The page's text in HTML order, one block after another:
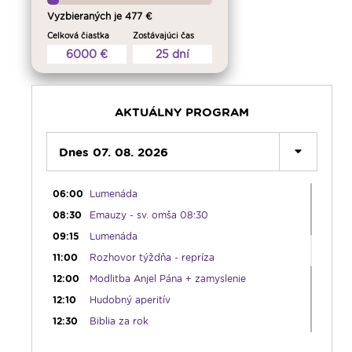
Vyzbieraných je 477 €
Celková čiastka
6000 €
Zostávajúci čas
25 dní
AKTUÁLNY PROGRAM
Dnes 07. 08. 2026
02:30
Slovo povzbudenia - repríza
03:30
Sonda do života cirkvi; Spoločenský
komentár - reprízy
04:00 Bolestný ruženec
04:25
Čítanie na pokračovanie - repríza
Deň s modlitbou
05:15
Rádio Vatikán - SK (repríza)
05:30
Choďte a hlásajte
05:45
Ranné chvály
06:00
Lumenáda
08:30
Emauzy - sv. omša 08:30
09:15
Lumenáda
11:00
Rozhovor týždňa - repríza
12:00
Modlitba Anjel Pána + zamyslenie
12:10
Hudobný aperitív
12:30
Biblia za rok